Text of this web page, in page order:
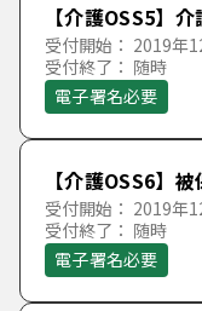
【介護OSS5】
受付開始： 2019年
受付終了： 随時
電子署名必要
【介護OSS6】
受付開始： 2019年
受付終了： 随時
電子署名必要